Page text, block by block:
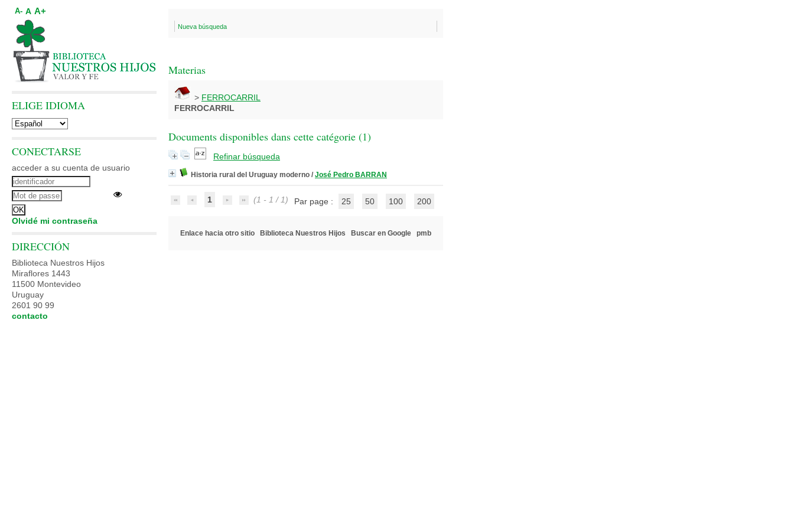
Nueva búsqueda
Materias
> FERROCARRIL
FERROCARRIL
Documents disponibles dans cette catégorie (1)
Refinar búsqueda
Historia rural del Uruguay moderno / José Pedro BARRAN
1 (1 - 1 / 1) Par page : 25 50 100 200
Enlace hacia otro sitio Biblioteca Nuestros Hijos Buscar en Google pmb
A- A A+
ELIGE IDIOMA
CONECTARSE
acceder a su cuenta de usuario
Olvidé mi contraseña
DIRECCIÓN
Biblioteca Nuestros Hijos
Miraflores 1443
11500 Montevideo
Uruguay
2601 90 99
contacto